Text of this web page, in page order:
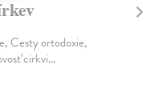
Cesty ortodoxie,
cirkvi...